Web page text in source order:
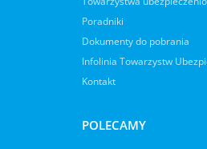
Poradniki
Dokumenty do pobrania
Infolinia Towarzystw
Kontakt
POLECAMY